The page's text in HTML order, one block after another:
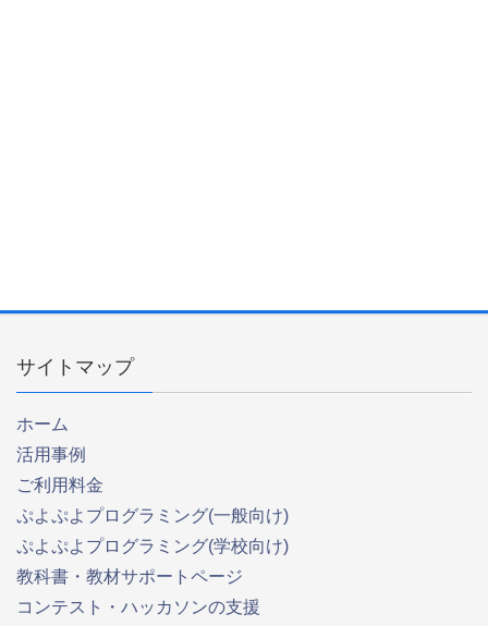
サイトマップ
ホーム
活用事例
ご利用料金
ぷよぷよプログラミング(一般向け)
ぷよぷよプログラミング(学校向け)
教科書・教材サポートページ
コンテスト・ハッカソンの支援